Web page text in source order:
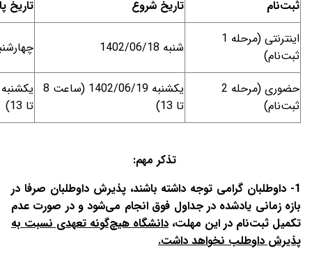
ثبت‌نام تاریخ شروع
تاریخ
اینترنتی (مرحله 1
ثبت‌نام)
شنبه 1402/06/18 چهارشنبه
حضوری (مرحله 2
ثبت‌نام)
یکشنبه 1402/06/19 (ساعت 8
تا 13)
تا 13)
تذکر مهم:
1- داوطلبان گرامی توجه داشته باشند، پذیرش داوطلبان صرفا در
بازه زمانی یاد‌شده در جداول فوق انجام می‌شود و در صورت عدم
تکمیل ثبت‌نام در این مهلت، دانشگاه هیچ‌گونه تعهدی نسبت به
پذیرش داوطلب نخواهد داشت.